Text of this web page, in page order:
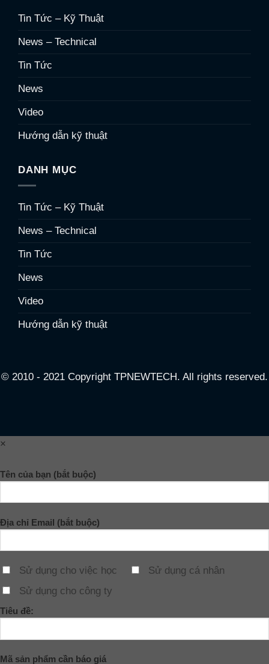
Tin Tức – Kỹ Thuật
News – Technical
Tin Tức
News
Video
Hướng dẫn kỹ thuật
DANH MỤC
Tin Tức – Kỹ Thuật
News – Technical
Tin Tức
News
Video
Hướng dẫn kỹ thuật
© 2010 - 2021 Copyright TPNEWTECH. All rights reserved.
×
Tên của bạn (bắt buộc)
Địa chỉ Email (bắt buộc)
Sử dụng cho việc học
Sử dụng cá nhân
Sử dụng cho công ty
Tiêu đề:
Mã sản phẩm cần báo giá